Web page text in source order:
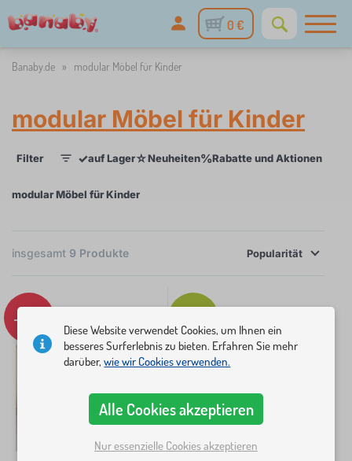
0 €
Banaby.de » modular Möbel für Kinder
modular Möbel für Kinder
Filter ✓auf Lager☆Neuheiten%Rabatte und Aktionen
n
d
K
modular Möbel für Kinder
insgesamt 9 Produkte
Popularität
-6%
Diese Website verwendet Cookies, um Ihnen ein
besseres Surferlebnis zu bieten. Erfahren Sie mehr
darüber,wie wir Cookies verwenden.
Alle Cookies akzeptieren
Nur essenzielle Cookies akzeptieren